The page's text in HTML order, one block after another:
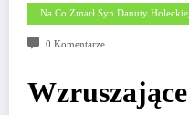
Na Co Zmarł Syn Danuty Holeckiej
0 Komentarze